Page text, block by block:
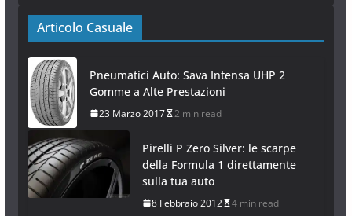
Articolo Casuale
Pneumatici Auto: Sava Intensa UHP 2
Gomme a Alte Prestazioni
23 Marzo 2017 2 min read
Pirelli P Zero Silver: le scarpe
della Formula 1 direttamente
sulla tua auto
8 Febbraio 2012 4 min read